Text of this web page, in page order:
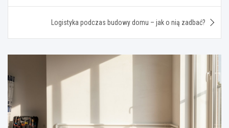
Logistyka podczas budowy domu – jak o nią zadbać?